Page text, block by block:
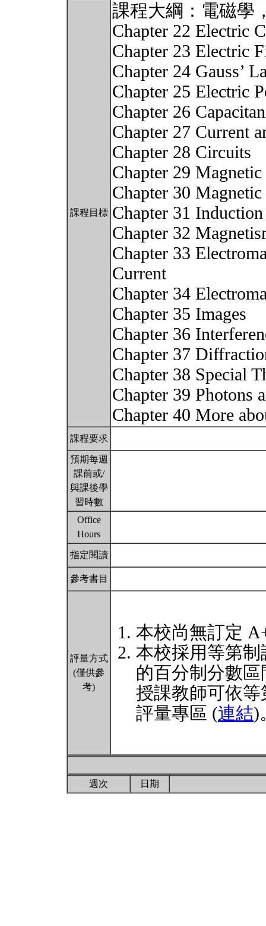
課程目標
課程大綱：電磁學
Chapter 22 Electric
Chapter 23 Electric
Chapter 24 Gauss’
Chapter 25 Electric
Chapter 26
Chapter 27 Current
Chapter 28 Circuits
Chapter 29
Chapter 30
Chapter 31
Chapter 32
Chapter 33
Current
Chapter 34
Chapter 35 Images
Chapter 36
Chapter 37
Chapter 38 Special
Chapter 39 Photons
Chapter 40 More
課程要求
預期每週
課前或/
與課後學
習時數
Office
Hours
指定閱讀
參考書目
評量方式
(僅供參
考)
本校尚無訂定
本校採用等第
的百分制分數
授課教師可依
評量專區 (連結)
週次 日期